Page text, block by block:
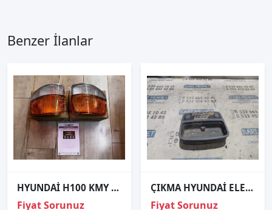
Benzer İlanlar
HYUNDAİ H100 KMY 94-95-96 MODEL SINYAL LAMBA PARCASI
Fiyat Sorunuz
ÇIKMA HYUNDAİ ELENTRA TAVAN LAMBASI
Fiyat Sorunuz